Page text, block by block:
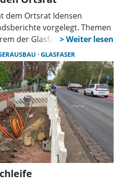
dem Ortsrat Idensen
vorgelegt. Themen
der Glasfaserausbau, die
in der
neue E-Ladesäule,
sowie die
GLASFASER